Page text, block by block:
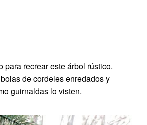
para recrear este árbol rústico.
de cordeles enredados y
guirnaldas lo visten.